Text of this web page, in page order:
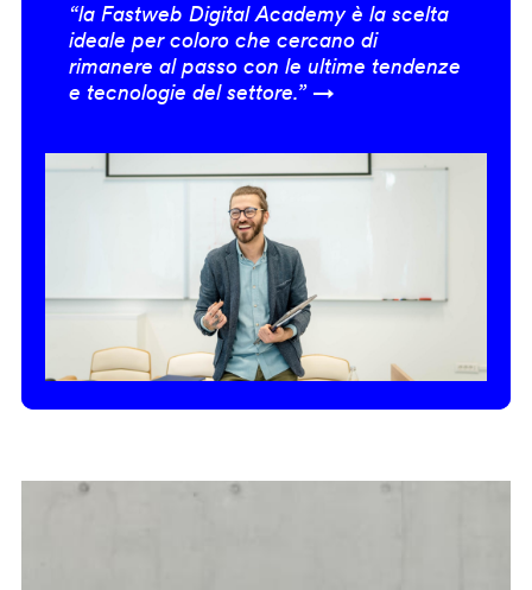
“la Fastweb Digital Academy è la scelta
ideale per coloro che cercano di
rimanere al passo con le ultime tendenze
e tecnologie del settore.” →